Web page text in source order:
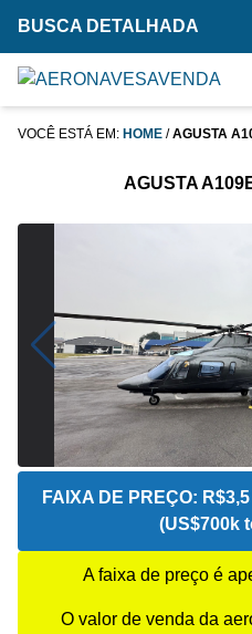
BUSCA DETALHADA
VOCÊ ESTÁ EM: HOME /AGUSTA
AGUSTA
FAIXA DE PREÇO:
(US$700k
A faixa de preço é
O valor de venda da